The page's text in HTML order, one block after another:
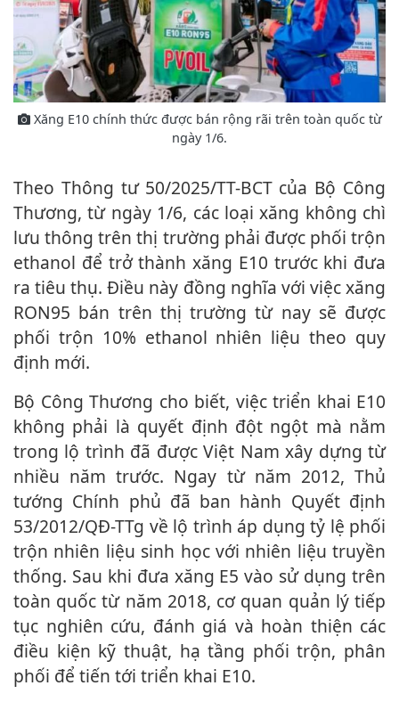
Xăng E10 chính thức được bán rộng rãi trên toàn quốc từ
ngày 1/6.
Theo Thông tư 50/2025/TT-BCT của Bộ Công
Thương, từ ngày 1/6, các loại xăng không chì
lưu thông trên thị trường phải được phối trộn
ethanol để trở thành xăng E10 trước khi đưa
ra tiêu thụ. Điều này đồng nghĩa với việc xăng
RON95 bán trên thị trường từ nay sẽ được
phối trộn 10% ethanol nhiên liệu theo quy
định mới.
Bộ Công Thương cho biết, việc triển khai E10
không phải là quyết định đột ngột mà nằm
trong lộ trình đã được Việt Nam xây dựng từ
nhiều năm trước. Ngay từ năm 2012, Thủ
tướng Chính phủ đã ban hành Quyết định
53/2012/QĐ-TTg về lộ trình áp dụng tỷ lệ phối
trộn nhiên liệu sinh học với nhiên liệu truyền
thống. Sau khi đưa xăng E5 vào sử dụng trên
toàn quốc từ năm 2018, cơ quan quản lý tiếp
tục nghiên cứu, đánh giá và hoàn thiện các
điều kiện kỹ thuật, hạ tầng phối trộn, phân
phối để tiến tới triển khai E10.